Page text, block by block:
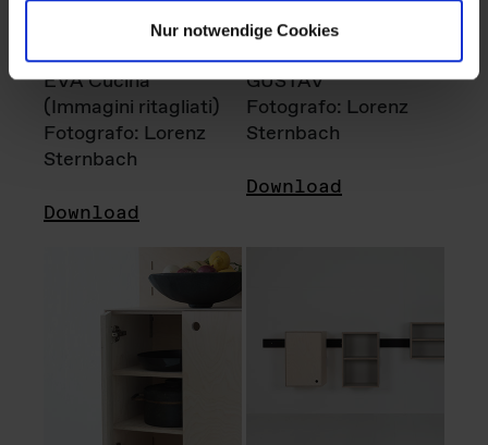
Nur notwendige Cookies
EVA Cucina
(Immagini ritagliati)
Fotografo: Lorenz
Sternbach
Download
GUSTAV
Fotografo: Lorenz
Sternbach
Download